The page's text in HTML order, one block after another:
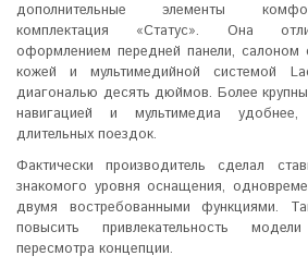
дополнительные элементы
комплектация «Статус». Она
оформлением передней панели, салоном
кожей и мультимедийной системой
диагональю десять дюймов. Более
навигацией и мультимедиа
длительных поездок.
Фактически производитель сделал
знакомого уровня оснащения,
двумя востребованными функциями.
повысить привлекательность
пересмотра концепции.